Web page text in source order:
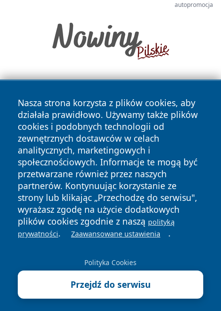
autopromocja
Nasza strona korzysta z plików cookies, aby
działała prawidłowo. Używamy także plików
cookies i podobnych technologii od
zewnętrznych dostawców w celach
analitycznych, marketingowych i
społecznościowych. Informacje te mogą być
przetwarzane również przez naszych
partnerów. Kontynuując korzystanie ze
strony lub klikając „Przechodzę do serwisu",
wyrażasz zgodę na użycie dodatkowych
plików cookies zgodnie z naszą polityką
prywatności. Zaawansowane ustawienia .
Polityka Cookies
Przejdź do serwisu
Copyright © 2026 wrotatarnowa.pl Wszystkie prawa
zastrzeżone.
News Autorzy
Polityka
Prywatności
Polityka
Cookies